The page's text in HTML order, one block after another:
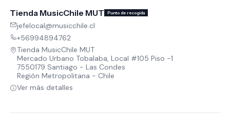
Tienda MusicChile MUT Punto de recogida
jefelocal@musicchile.cl
+56994894762
Tienda MusicChile MUT
Mercado Urbano Tobalaba, Local #105 Piso -1
7550179 Santiago - Las Condes
Región Metropolitana - Chile
Ver más detalles